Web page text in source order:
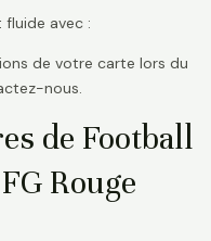
fluide avec :
de votre carte lors du
nous.
de Football
Rouge